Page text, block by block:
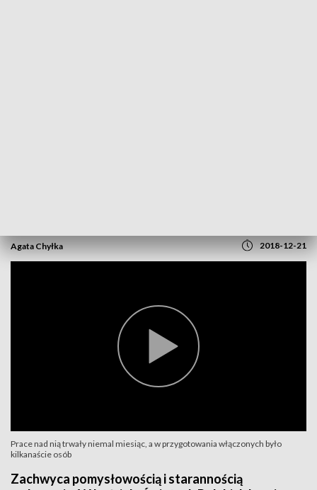
Agata Chyłka 2018-12-21
Prace nad nią trwały niemal miesiąc, a w przygotowania włączonych było
kilkanaście osób
Zachwyca pomysłowością i starannością